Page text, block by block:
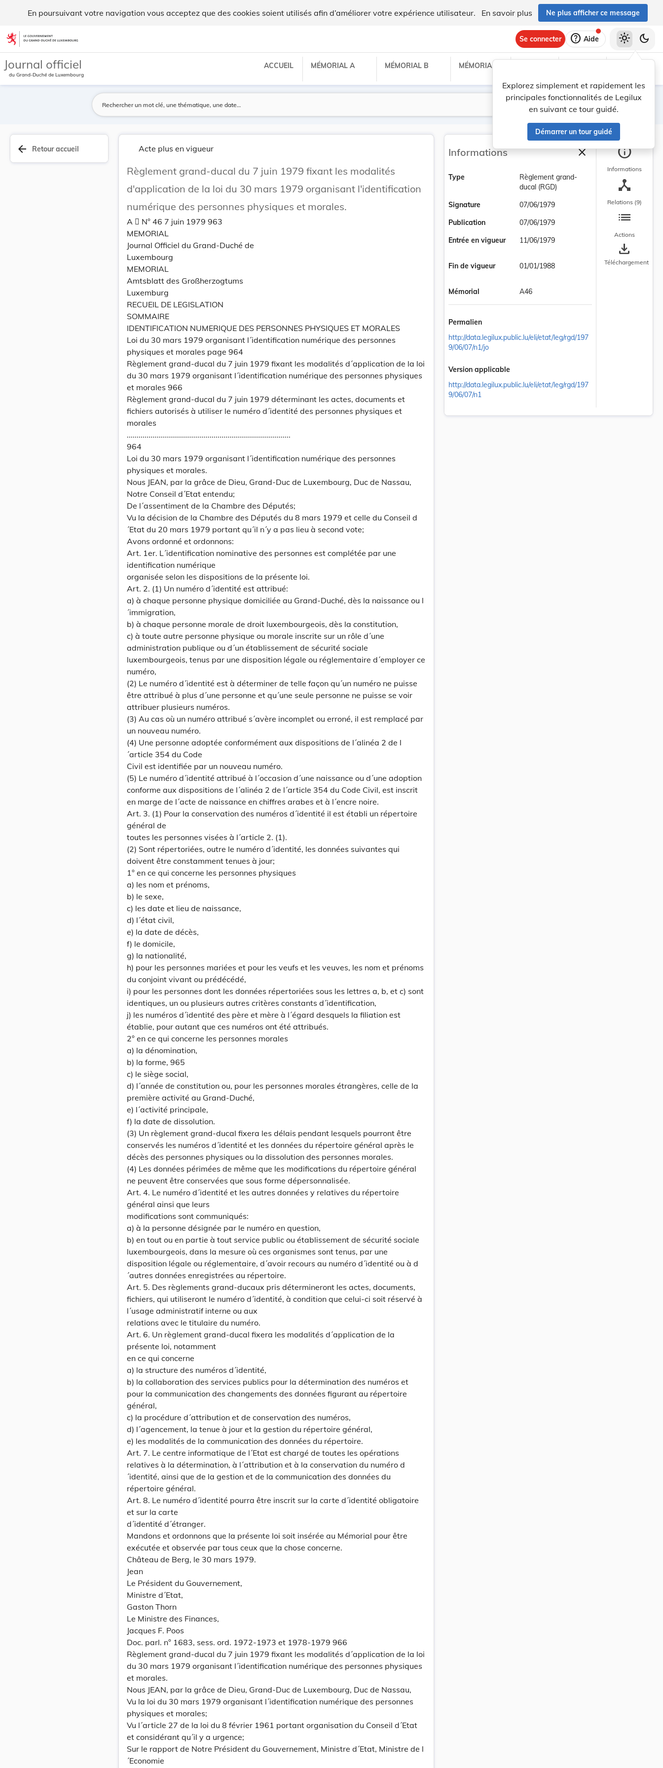
En poursuivant votre navigation vous acceptez que des cookies soient utilisés afin d’améliorer votre expérience utilisateur. En savoir plus Ne plus afficher ce message
Aller au contenu
Se connecter help Aide
Explorez simplement et rapidement les
principales fonctionnalités de Legilux
en suivant ce tour guidé.
Démarrer un tour guidé
light_mode dark_mode
Journal officiel
du Grand-Duché de Luxembourg
ACCUEIL MÉMORIAL A MÉMORIAL B MÉMORIAL C
Lancer la recherche
Filtres
arrow_back Retour accueil Acte plus en vigueur
Règlement grand-ducal du 7 juin 1979 fixant les modalités
d'application de la loi du 30 mars 1979 organisant l'identification
numérique des personnes physiques et morales.
A  N° 46 7 juin 1979 963
MEMORIAL
Journal Officiel du Grand-Duché de
Luxembourg
MEMORIAL
Amtsblatt des Großherzogtums
Luxemburg
RECUEIL DE LEGISLATION
SOMMAIRE
IDENTIFICATION NUMERIQUE DES PERSONNES PHYSIQUES ET MORALES
Loi du 30 mars 1979 organisant l´identification numérique des personnes
physiques et morales page 964
Règlement grand-ducal du 7 juin 1979 fixant les modalités d´application de la loi
du 30 mars 1979 organisant l´identification numérique des personnes physiques
et morales 966
Règlement grand-ducal du 7 juin 1979 déterminant les actes, documents et
fichiers autorisés à utiliser le numéro d´identité des personnes physiques et
morales
...................................................................................
964
Loi du 30 mars 1979 organisant l´identification numérique des personnes
physiques et morales.
Nous JEAN, par la grâce de Dieu, Grand-Duc de Luxembourg, Duc de Nassau,
Notre Conseil d´Etat entendu;
De l´assentiment de la Chambre des Députés;
Vu la décision de la Chambre des Députés du 8 mars 1979 et celle du Conseil d
´Etat du 20 mars 1979 portant qu´il n´y a pas lieu à second vote;
Avons ordonné et ordonnons:
Art. 1er. L´identification nominative des personnes est complétée par une
identification numérique
organisée selon les dispositions de la présente loi.
Art. 2. (1) Un numéro d´identité est attribué:
a) à chaque personne physique domiciliée au Grand-Duché, dès la naissance ou l
´immigration,
b) à chaque personne morale de droit luxembourgeois, dès la constitution,
c) à toute autre personne physique ou morale inscrite sur un rôle d´une
administration publique ou d´un établissement de sécurité sociale
luxembourgeois, tenus par une disposition légale ou réglementaire d´employer ce
numéro,
(2) Le numéro d´identité est à déterminer de telle façon qu´un numéro ne puisse
être attribué à plus d´une personne et qu´une seule personne ne puisse se voir
attribuer plusieurs numéros.
(3) Au cas où un numéro attribué s´avère incomplet ou erroné, il est remplacé par
un nouveau numéro.
(4) Une personne adoptée conformément aux dispositions de l´alinéa 2 de l
´article 354 du Code
Civil est identifiée par un nouveau numéro.
(5) Le numéro d´identité attribué à l´occasion d´une naissance ou d´une adoption
conforme aux dispositions de l´alinéa 2 de l´article 354 du Code Civil, est inscrit
en marge de l´acte de naissance en chiffres arabes et à l´encre noire.
Art. 3. (1) Pour la conservation des numéros d´identité il est établi un répertoire
général de
toutes les personnes visées à l´article 2. (1).
(2) Sont répertoriées, outre le numéro d´identité, les données suivantes qui
doivent être constamment tenues à jour;
1° en ce qui concerne les personnes physiques
a) les nom et prénoms,
b) le sexe,
c) les date et lieu de naissance,
d) l´état civil,
e) la date de décès,
f) le domicile,
g) la nationalité,
h) pour les personnes mariées et pour les veufs et les veuves, les nom et prénoms
du conjoint vivant ou prédécédé,
i) pour les personnes dont les données répertoriées sous les lettres a, b, et c) sont
identiques, un ou plusieurs autres critères constants d´identification,
j) les numéros d´identité des père et mère à l´égard desquels la filiation est
établie, pour autant que ces numéros ont été attribués.
2° en ce qui concerne les personnes morales
a) la dénomination,
b) la forme, 965
c) le siège social,
d) l´année de constitution ou, pour les personnes morales étrangères, celle de la
première activité au Grand-Duché,
e) l´activité principale,
f) la date de dissolution.
(3) Un règlement grand-ducal fixera les délais pendant lesquels pourront être
conservés les numéros d´identité et les données du répertoire général après le
décès des personnes physiques ou la dissolution des personnes morales.
(4) Les données périmées de même que les modifications du répertoire général
ne peuvent être conservées que sous forme dépersonnalisée.
Art. 4. Le numéro d´identité et les autres données y relatives du répertoire
général ainsi que leurs
modifications sont communiqués:
a) à la personne désignée par le numéro en question,
b) en tout ou en partie à tout service public ou établissement de sécurité sociale
luxembourgeois, dans la mesure où ces organismes sont tenus, par une
disposition légale ou réglementaire, d´avoir recours au numéro d´identité ou à d
´autres données enregistrées au répertoire.
Art. 5. Des règlements grand-ducaux pris détermineront les actes, documents,
fichiers, qui utiliseront le numéro d´identité, à condition que celui-ci soit réservé à
l´usage administratif interne ou aux
relations avec le titulaire du numéro.
Art. 6. Un règlement grand-ducal fixera les modalités d´application de la
présente loi, notamment
en ce qui concerne
a) la structure des numéros d´identité,
b) la collaboration des services publics pour la détermination des numéros et
pour la communication des changements des données figurant au répertoire
général,
c) la procédure d´attribution et de conservation des numéros,
d) l´agencement, la tenue à jour et la gestion du répertoire général,
e) les modalités de la communication des données du répertoire.
Art. 7. Le centre informatique de l´Etat est chargé de toutes les opérations
relatives à la détermination, à l´attribution et à la conservation du numéro d
´identité, ainsi que de la gestion et de la communication des données du
répertoire général.
Art. 8. Le numéro d´identité pourra être inscrit sur la carte d´identité obligatoire
et sur la carte
d´identité d´étranger.
Mandons et ordonnons que la présente loi soit insérée au Mémorial pour être
exécutée et observée par tous ceux que la chose concerne.
Château de Berg, le 30 mars 1979.
Jean
Le Président du Gouvernement,
Ministre d´Etat,
Gaston Thorn
Le Ministre des Finances,
Jacques F. Poos
Doc. parl. n° 1683, sess. ord. 1972-1973 et 1978-1979 966
Règlement grand-ducal du 7 juin 1979 fixant les modalités d´application de la loi
du 30 mars 1979 organisant l´identification numérique des personnes physiques
et morales.
Nous JEAN, par la grâce de Dieu, Grand-Duc de Luxembourg, Duc de Nassau,
Vu la loi du 30 mars 1979 organisant l´identification numérique des personnes
physiques et morales;
Vu l´article 27 de la loi du 8 février 1961 portant organisation du Conseil d´Etat
et considérant qu´il y a urgence;
Sur le rapport de Notre Président du Gouvernement, Ministre d´Etat, Ministre de l
´Economie
Informations closeFermer la barre
Type
Règlement grand-
ducal (RGD)
Signature
07/06/1979
Publication
07/06/1979
Entrée en vigueur
11/06/1979
Fin de vigueur 01/01/1988
Mémorial A46
Permalien
http://data.legilux.public.lu/eli/etat/leg/rgd/197
9/06/07/n1/jo
Version applicable
http://data.legilux.public.lu/eli/etat/leg/rgd/197
9/06/07/n1
info
Informations
device_hub
Relations (9)
list
Actions
save_alt
Téléchargement